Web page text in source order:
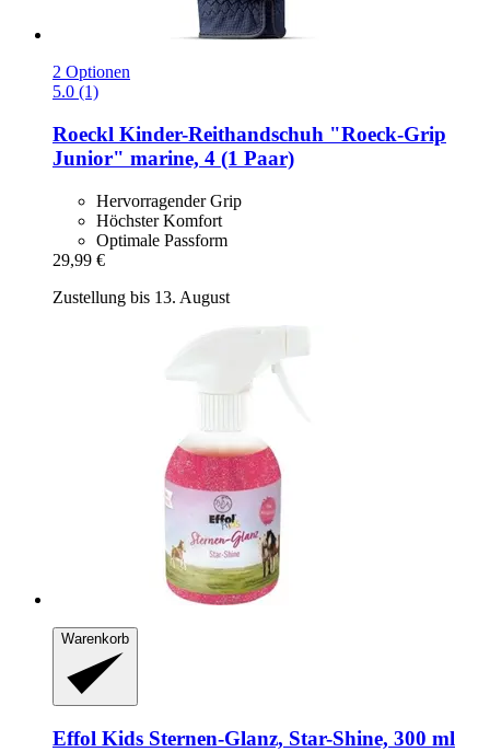
2 Optionen
5.0 (1)
Roeckl Kinder-​Reithandschuh "Roeck-​Grip
Junior" marine, 4 (1 Paar)
Hervorragender Grip
Höchster Komfort
Optimale Passform
29,99 €
Zustellung bis 13. August
Warenkorb
Effol Kids Sternen-​Glanz, Star-​Shine, 300 ml